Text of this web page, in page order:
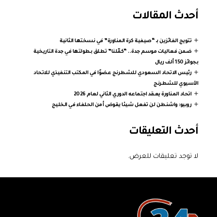
أحدث المقالات
تتويج الفائزين بـ “صيفية كرة المناورة” في نسختها الثانية
ضمن فعاليات موسم جدة.. “كمّلنا” تطلق بطولتها في جدة التاريخية
بجوائز 150 ألف ريال
رئيس الاتحاد السعودي للشطرنج عضوًا في المكتب التنفيذي للاتحاد
الآسيوي للشطرنج
اتحاد المناورة يعقد اجتماعه الدوري الثاني لعام 2026
روبيو: واشنطن لن تفعل شيئا يقوض أمن الحلفاء في الخليج
أحدث التعليقات
لا توجد تعليقات للعرض.